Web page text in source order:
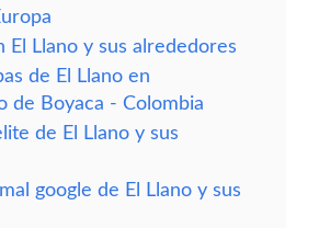
El Llano y sus alrededores
de El Llano en
de Boyaca - Colombia
de El Llano y sus
google de El Llano y sus